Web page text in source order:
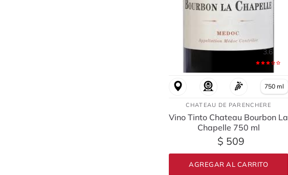
3.6
750 ml
CHATEAU DE PARENCHERE
Vino Tinto Chateau Bourbon La
Chapelle 750 ml
$ 509
AGREGAR AL CARRITO